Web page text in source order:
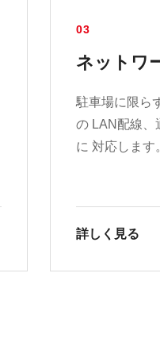
03
ネットワ
駐車場に限ら
の LAN配線、
に 対応します
詳しく見る